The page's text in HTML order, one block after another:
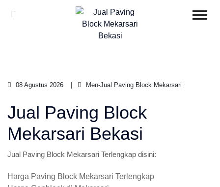
08 Agustus 2026 Men-Jual Paving Block Mekarsari
Jual Paving Block
Mekarsari Bekasi
Jual Paving Block Mekarsari Terlengkap disini:
Harga Paving Block Mekarsari Terlengkap